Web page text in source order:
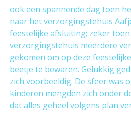
ook een spannende dag toen
naar het verzorgingstehuis
feestelijke afsluiting; zeker
verzorgingstehuis meerdere
gekomen om op deze
beetje te bewaren. Gelukkig
zich voorbeeldig. De sfeer was
kinderen mengden zich onder
dat alles geheel volgens plan